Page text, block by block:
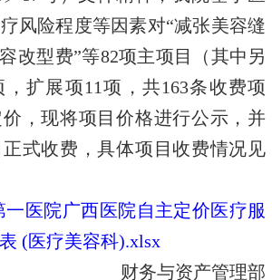
风险程度等因素对“减张美容缝
改型费”等82项主项目（其中另
扩展项11项，共163条收费项
，现将项目价格进行公示，并
正式收费，具体项目收费情况见
一医院广西医院自主定价医疗服
(医疗美容科).xlsx
财务与资产管理部